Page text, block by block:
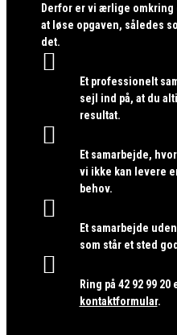
Derfor er vi ærlige omkring
at løse opgaven, således
det.

Et professionelt
sejl ind på, at du
resultat.

Et samarbejde,
vi ikke kan levere
behov.

Et samarbejde
som står et sted

Ring på 42 92 99 20
kontaktformular.